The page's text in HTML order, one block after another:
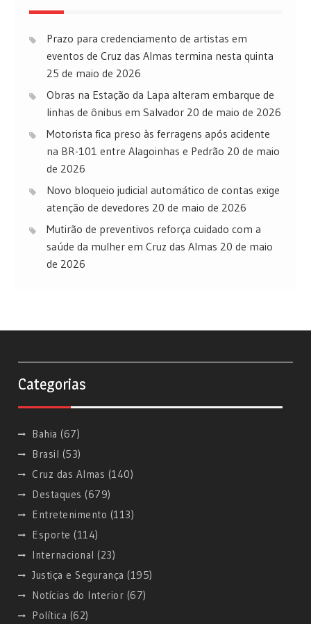
Prazo para credenciamento de artistas em
eventos de Cruz das Almas termina nesta quinta
25 de maio de 2026
Obras na Estação da Lapa alteram embarque de
linhas de ônibus em Salvador 20 de maio de 2026
Motorista fica preso às ferragens após acidente
na BR-101 entre Alagoinhas e Pedrão 20 de maio
de 2026
Novo bloqueio judicial automático de contas exige
atenção de devedores 20 de maio de 2026
Mutirão de preventivos reforça cuidado com a
saúde da mulher em Cruz das Almas 20 de maio
de 2026
Categorias
Bahia (67)
Brasil (53)
Cruz das Almas (140)
Destaques (679)
Entretenimento (113)
Esporte (114)
Internacional (23)
Justiça e Segurança (195)
Notícias do Interior (67)
Política (62)